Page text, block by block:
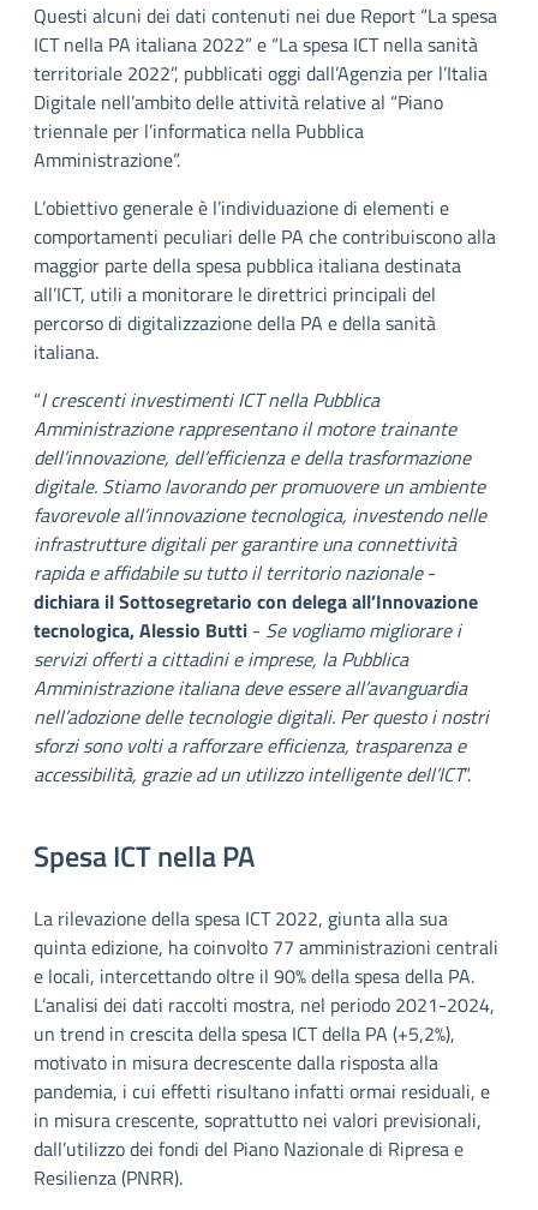
Questi alcuni dei dati contenuti nei due Report “La spesa
ICT nella PA italiana 2022” e “La spesa ICT nella sanità
territoriale 2022”, pubblicati oggi dall’Agenzia per l’Italia
Digitale nell’ambito delle attività relative al “Piano
triennale per l’informatica nella Pubblica
Amministrazione”.
L’obiettivo generale è l’individuazione di elementi e
comportamenti peculiari delle PA che contribuiscono alla
maggior parte della spesa pubblica italiana destinata
all’ICT, utili a monitorare le direttrici principali del
percorso di digitalizzazione della PA e della sanità
italiana.
“I crescenti investimenti ICT nella Pubblica
Amministrazione rappresentano il motore trainante
dell’innovazione, dell’efficienza e della trasformazione
digitale. Stiamo lavorando per promuovere un ambiente
favorevole all’innovazione tecnologica, investendo nelle
infrastrutture digitali per garantire una connettività
rapida e affidabile su tutto il territorio nazionale-
dichiara il Sottosegretario con delega all’Innovazione
tecnologica, Alessio Butti - Se vogliamo migliorare i
servizi offerti a cittadini e imprese, la Pubblica
Amministrazione italiana deve essere all’avanguardia
nell’adozione delle tecnologie digitali. Per questo i nostri
sforzi sono volti a rafforzare efficienza, trasparenza e
accessibilità, grazie ad un utilizzo intelligente dell’ICT”.
Spesa ICT nella PA
La rilevazione della spesa ICT 2022, giunta alla sua
quinta edizione, ha coinvolto 77 amministrazioni centrali
e locali, intercettando oltre il 90% della spesa della PA.
L’analisi dei dati raccolti mostra, nel periodo 2021-2024,
un trend in crescita della spesa ICT della PA (+5,2%),
motivato in misura decrescente dalla risposta alla
pandemia, i cui effetti risultano infatti ormai residuali, e
in misura crescente, soprattutto nei valori previsionali,
dall’utilizzo dei fondi del Piano Nazionale di Ripresa e
Resilienza (PNRR).